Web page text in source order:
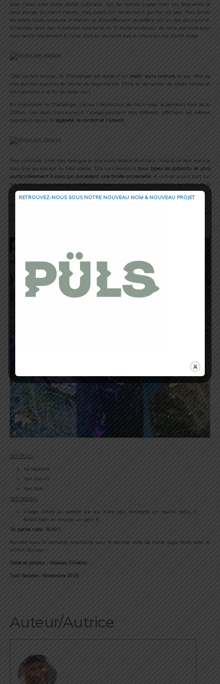
mon choix s’est avéré plutôt judicieux. Sur les sorties typées trail sur lesquelles je
peux passer plusieurs heures, mes pieds ont tendance à gonfler un peu. Pour éviter
les bobos types ampoule, irritation ou échauffement, je préfère voir un peu plus grand.
N’hésitez donc pas à prendre une taille ou ½ taille au-dessus de votre pointure pour
vous sentir totalement à l’aise, tout en sachant que le chausson est plutôt large.
Côté confort encore, la Challenger est dotée d’un mesh sans couture et qui offre de
très bonnes qualités en terme de respirabilité. Finie la sensation de pieds moites et
transpirants à la fin de votre run !
En chaussant la Challenger, j’ai eu l’impression de courir avec le pendant trail de la
Clifton. Ces deux chaussures à l’usage pourtant très différent, affichent les mêmes
qualités à savoir la légèreté, le confort et l’amorti.
Pour conclure, il est très rare que je sois aussi démonstrative à l’issu d’un test mais je
dois dire qu’elle est la trail idéale. Elle conviendra àtous types de gabarits et plus
particulièrement à ceux qui possèdent une foulée universelle. A utiliser avant tout sur
les sentiers, vous pourrez l’embarquer avec vous sur les trails courts ou longs ou à
l’entrainement.
SES PLUS :
Sa légèreté
Son amorti
Son look
SES MOINS :
Usage limité au sentier (ce qui n’est pas vraiment un moins, mais il
fallait bien en trouver un petit !)
Sa petite note : 9/10 !
Rendez-vous la semaine prochaine pour le dernier volet de notre saga Hoka avec la
HOKA Stinson !
Texte et photos : Valessa Oliveira
Trail Session, Novembre 2015
Auteur/Autrice
RETROUVEZ-NOUS SOUS NOTRE NOUVEAU NOM & NOUVEAU PROJET